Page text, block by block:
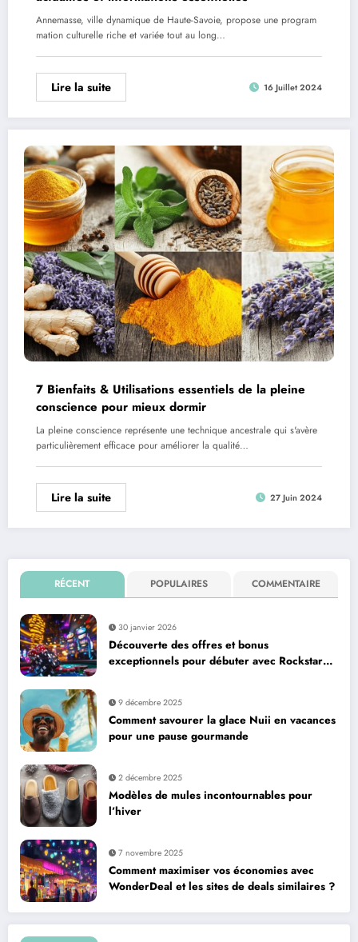
Annemasse, ville dynamique de Haute-Savoie, propose une program
mation culturelle riche et variée tout au long…
Lire la suite 16 Juillet 2024
7 Bienfaits & Utilisations essentiels de la pleine
conscience pour mieux dormir
La pleine conscience représente une technique ancestrale qui s'avère
particulièrement efficace pour améliorer la qualité…
Lire la suite 27 Juin 2024
RÉCENT POPULAIRES COMMENTAIRE
30 janvier 2026
Découverte des offres et bonus
exceptionnels pour débuter avec Rockstar
9 décembre 2025
Comment savourer la glace Nuii en vacances
pour une pause gourmande
2 décembre 2025
Modèles de mules incontournables pour
l’hiver
7 novembre 2025
Comment maximiser vos économies avec
WonderDeal et les sites de deals similaires ?